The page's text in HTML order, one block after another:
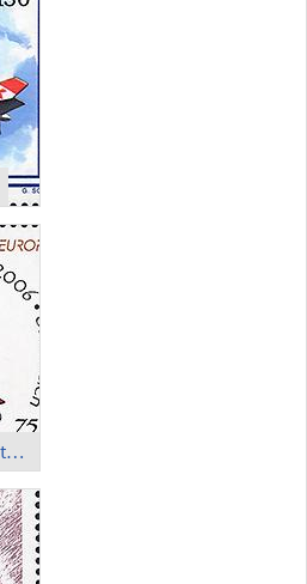
Europa 2006 - Minderheitenintegration